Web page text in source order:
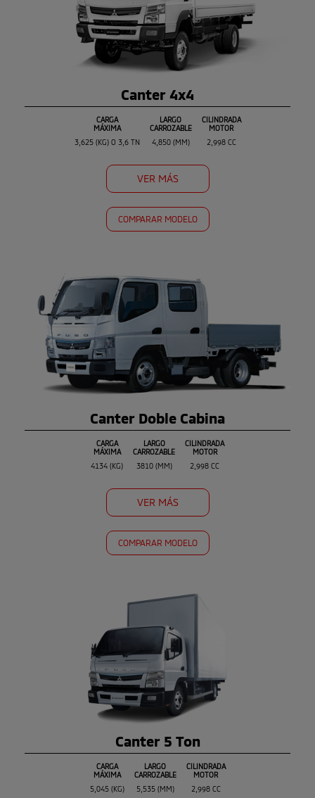
Canter 4x4
CARGA
MÁXIMA
3,625 (KG) O 3,6 TN
LARGO
CARROZABLE
4,850 (MM)
CILINDRADA
MOTOR
2,998 CC
VER MÁS
COMPARAR MODELO
Canter Doble Cabina
CARGA
MÁXIMA
4134 (KG)
LARGO
CARROZABLE
3810 (MM)
CILINDRADA
MOTOR
2,998 CC
VER MÁS
COMPARAR MODELO
Canter 5 Ton
CARGA
MÁXIMA
5,045 (KG)
LARGO
CARROZABLE
5,535 (MM)
CILINDRADA
MOTOR
2,998 CC